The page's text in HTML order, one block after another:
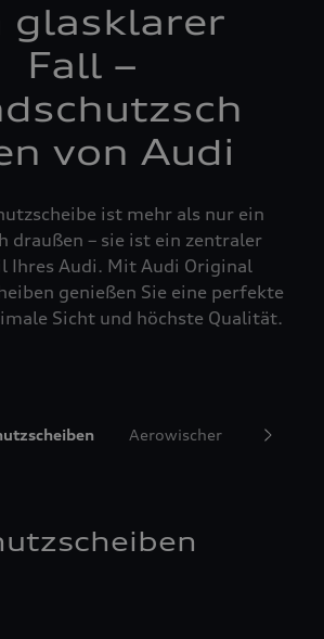
glasklarer
Fall –
von Audi
ist mehr als nur ein
draußen – sie ist ein zentraler
Ihres Audi. Mit Audi Original
genießen Sie eine perfekte
Sicht und höchste Qualität.
Aerowischer